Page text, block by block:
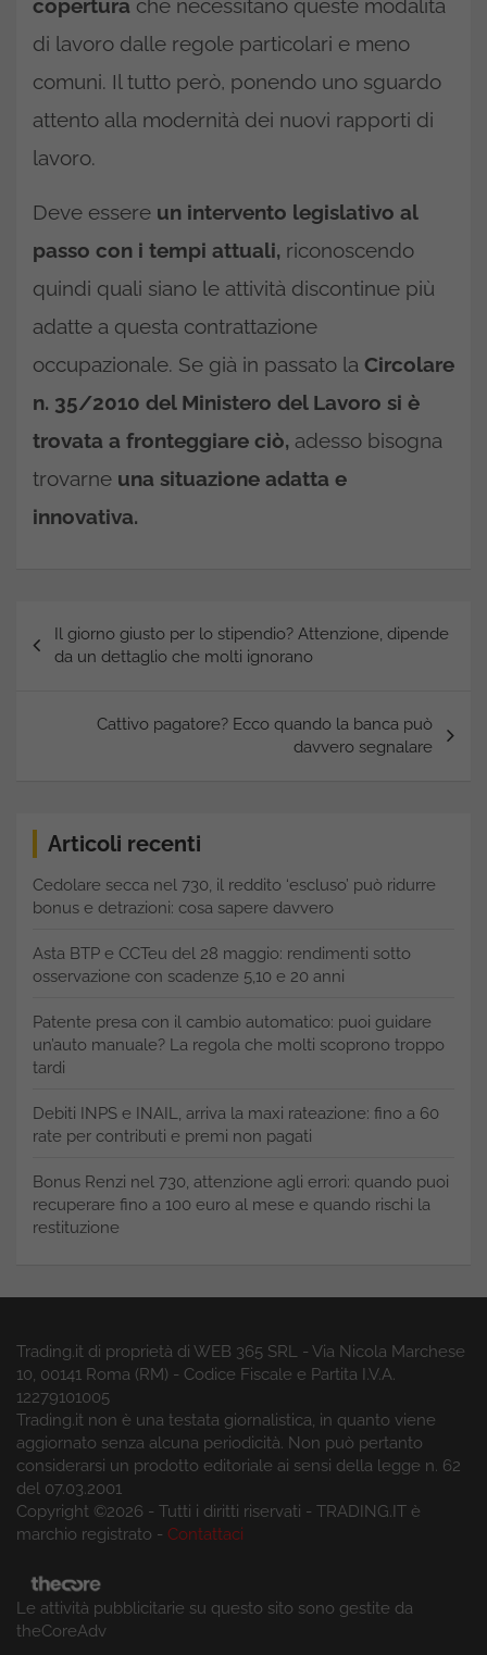
copertura che necessitano queste modalità
di lavoro dalle regole particolari e meno
comuni. Il tutto però, ponendo uno sguardo
attento alla modernità dei nuovi rapporti di
lavoro.
Deve essere un intervento legislativo al
passo con i tempi attuali, riconoscendo
quindi quali siano le attività discontinue più
adatte a questa contrattazione
occupazionale. Se già in passato la Circolare
n. 35/2010 del Ministero del Lavoro si è
trovata a fronteggiare ciò, adesso bisogna
trovarne una situazione adatta e
innovativa.
Navigazione
articoli
Il giorno giusto per lo stipendio? Attenzione, dipende
da un dettaglio che molti ignorano
Cattivo pagatore? Ecco quando la banca può
davvero segnalare
Articoli recenti
Cedolare secca nel 730, il reddito ‘escluso’ può ridurre
bonus e detrazioni: cosa sapere davvero
Asta BTP e CCTeu del 28 maggio: rendimenti sotto
osservazione con scadenze 5,10 e 20 anni
Patente presa con il cambio automatico: puoi guidare
un’auto manuale? La regola che molti scoprono troppo
tardi
Debiti INPS e INAIL, arriva la maxi rateazione: fino a 60
rate per contributi e premi non pagati
Bonus Renzi nel 730, attenzione agli errori: quando puoi
recuperare fino a 100 euro al mese e quando rischi la
restituzione
Trading.it di proprietà di WEB 365 SRL - Via Nicola Marchese
10, 00141 Roma (RM) - Codice Fiscale e Partita I.V.A.
12279101005
Trading.it non è una testata giornalistica, in quanto viene
aggiornato senza alcuna periodicità. Non può pertanto
considerarsi un prodotto editoriale ai sensi della legge n. 62
del 07.03.2001
Copyright ©2026 - Tutti i diritti riservati - TRADING.IT è
marchio registrato - Contattaci
Le attività pubblicitarie su questo sito sono gestite da
theCoreAdv